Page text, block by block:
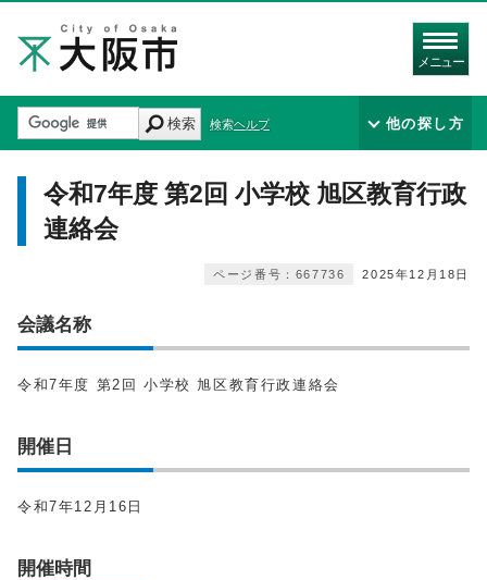
メニュー
検索 検索ヘルプ 他の探し方
令和7年度 第2回 小学校 旭区教育行政
連絡会
2025年12月18日
ページ番号：667736
会議名称
令和7年度 第2回 小学校 旭区教育行政連絡会
開催日
令和7年12月16日
開催時間